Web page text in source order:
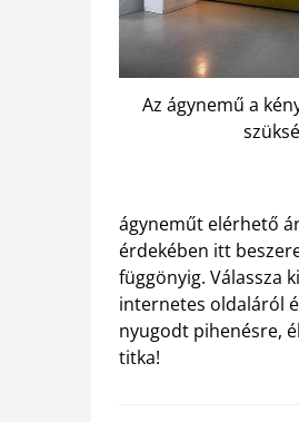
Az ágynemű a
ágyneműt elérhető
érdekében itt
függönyig. Válassza
internetes oldaláról
nyugodt pihenésre,
titka!